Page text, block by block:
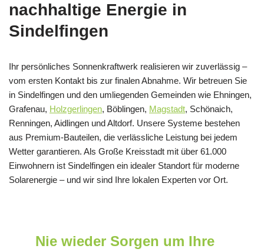
nachhaltige Energie in
Sindelfingen
Ihr persönliches Sonnenkraftwerk realisieren wir zuverlässig –
vom ersten Kontakt bis zur finalen Abnahme. Wir betreuen Sie
in Sindelfingen und den umliegenden Gemeinden wie Ehningen,
Grafenau, Holzgerlingen, Böblingen, Magstadt, Schönaich,
Renningen, Aidlingen und Altdorf. Unsere Systeme bestehen
aus Premium-Bauteilen, die verlässliche Leistung bei jedem
Wetter garantieren. Als Große Kreisstadt mit über 61.000
Einwohnern ist Sindelfingen ein idealer Standort für moderne
Solarenergie – und wir sind Ihre lokalen Experten vor Ort.
Nie wieder Sorgen um Ihre